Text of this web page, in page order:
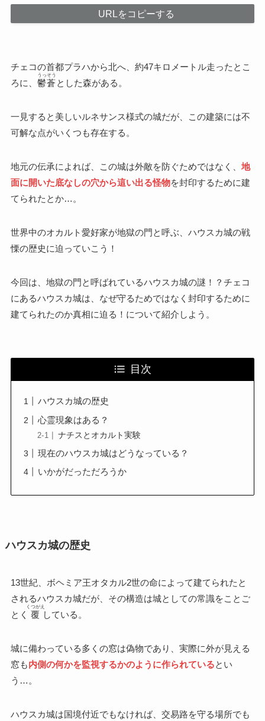
URLをコピーする
チェコの首都プラハから北へ、約47キロメートル走ったとこ
ろに、 鬱蒼
うっそう
とした森がある。
一見すると美しいルネサンス様式の城だが、この建築には不
可解な点がいくつも存在する。
地元の伝承によれば、この城は外敵を防ぐためではなく、 地
面に開いた底なしの穴から這い出る怪物を封印するために建
てられたとか…。
世界中のオカルト愛好家が地獄の門と呼ぶ、ハウスカ城の戦
慄の歴史に迫っていこう！
今回は、地獄の門と呼ばれているハウスカ城の謎！？チェコ
にあるハウスカ城は、なぜ守るためではなく封印するために
建てられたのか真相に迫る！について紹介しよう。
目次
ハウスカ城の歴史
心霊現象はある？
ナチスとオカルト実験
現在のハウスカ城はどうなっている？
いかがだっただろうか
ハウスカ城の歴史
13世紀、ボヘミア王オタカル2世の命によって建てられたと
されるハウスカ城だが、その構造は城としての常識をことご
とく 覆
くつがえ
している。
城に備わっている多くの窓は偽物であり、実際に外が見える
窓も内側の何かを監視するかのように作られているとい
う…。
ハウスカ城は国境付近でもなければ、交易路を守る場所でも